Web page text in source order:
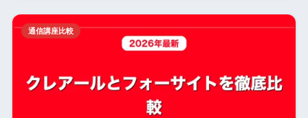
通信講座比較